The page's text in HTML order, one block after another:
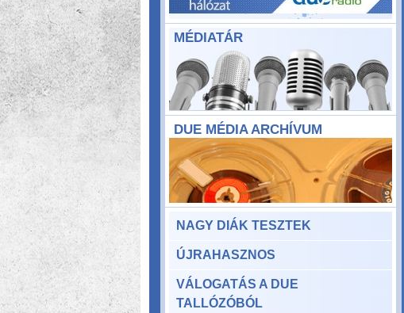
MÉDIATÁR
DUE MÉDIA ARCHÍVUM
NAGY DIÁK TESZTEK
ÚJRAHASZNOS
VÁLOGATÁS A DUE
TALLÓZÓBÓL